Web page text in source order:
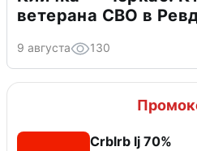
ветерана СВО в
9 августа 130
Crblrb lj 70%